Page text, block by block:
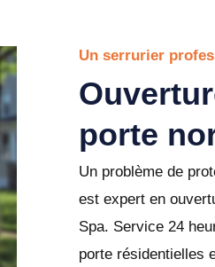
Un serrurier
porte
Un problème de
est expert en
Spa. Service 24
porte résidentielles